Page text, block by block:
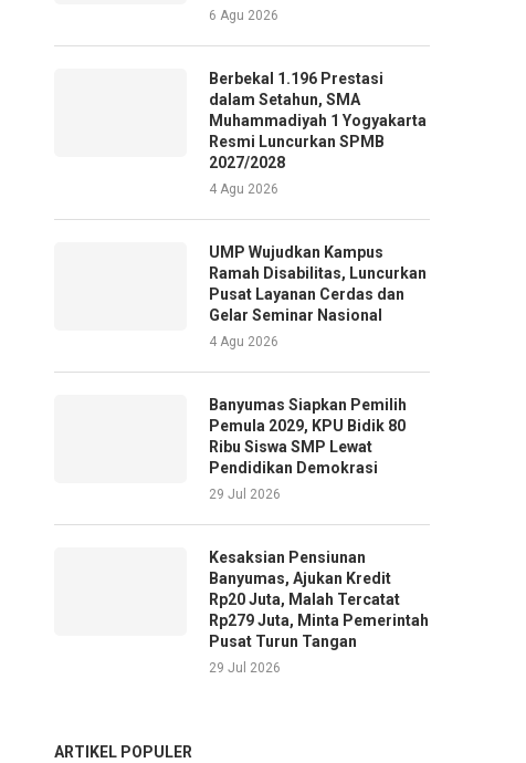
6 Agu 2026
Berbekal 1.196 Prestasi
dalam Setahun, SMA
Muhammadiyah 1 Yogyakarta
Resmi Luncurkan SPMB
2027/2028
4 Agu 2026
UMP Wujudkan Kampus
Ramah Disabilitas, Luncurkan
Pusat Layanan Cerdas dan
Gelar Seminar Nasional
4 Agu 2026
Banyumas Siapkan Pemilih
Pemula 2029, KPU Bidik 80
Ribu Siswa SMP Lewat
Pendidikan Demokrasi
29 Jul 2026
Kesaksian Pensiunan
Banyumas, Ajukan Kredit
Rp20 Juta, Malah Tercatat
Rp279 Juta, Minta Pemerintah
Pusat Turun Tangan
29 Jul 2026
ARTIKEL POPULER